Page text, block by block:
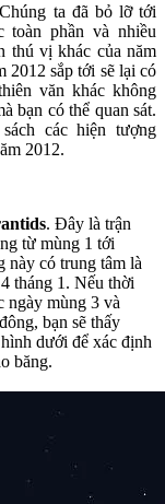
ta đã bỏ lỡ tới
toàn phần và nhiều
thú vị khác của năm
2012 sắp tới sẽ lại có
văn khác không
bạn có thể quan sát.
các hiện tượng
2012.
. Đây là trận
từ mùng 1 tới
này có trung tâm là
tháng 1. Nếu thời
ngày mùng 3 và
bạn sẽ thấy
dưới để xác định
băng.